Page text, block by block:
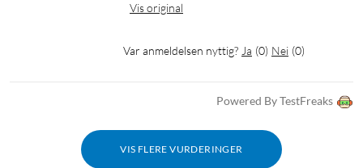
Velg blant mer enn 20 treningsmoduser og få statistikk i
kjenne igjen og registrere treningen din. Koble Inspire 3 til
Ha full kontroll ved hjelp av varsler om samtaler, meldinger og
Vis original
Var anmeldelsen nyttig? Ja (0) Nei (0)
Powered By TestFreaks
VIS FLERE VURDERINGER